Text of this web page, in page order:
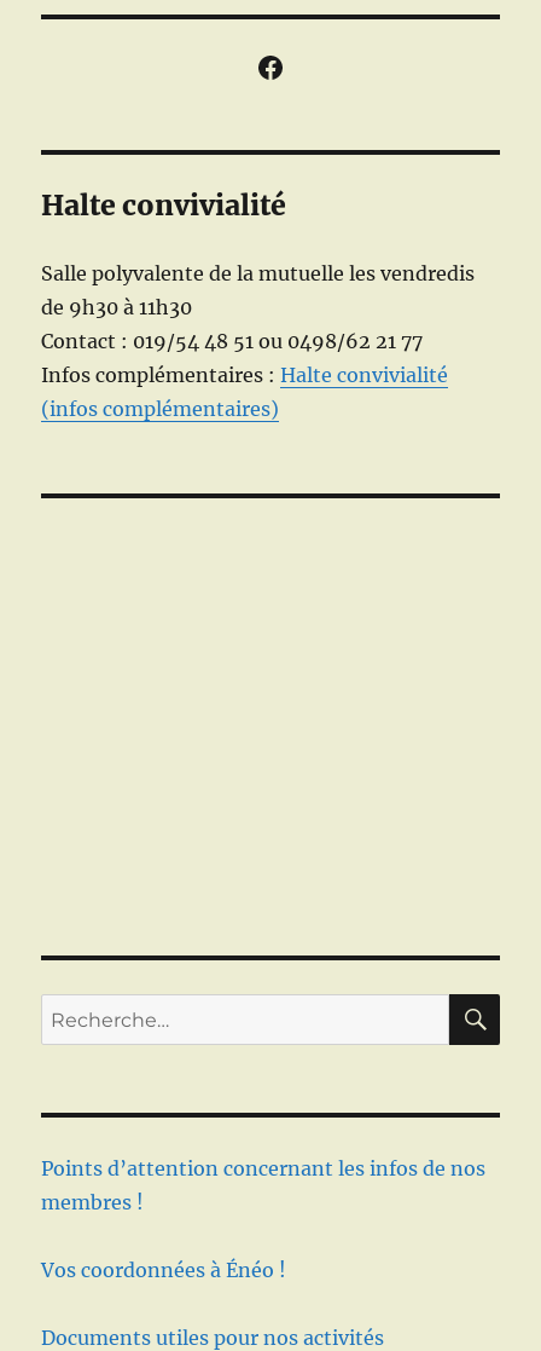
Facebook
Halte convivialité
Salle polyvalente de la mutuelle les vendredis
de 9h30 à 11h30
Contact : 019/54 48 51 ou 0498/62 21 77
Infos complémentaires :Halte convivialité
(infos complémentaires)
Recherche
pour :
Points d’attention concernant les infos de nos
membres !
Vos coordonnées à Énéo !
Documents utiles pour nos activités